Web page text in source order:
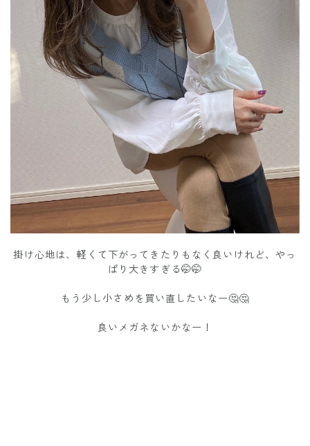
掛け心地は、軽くて下がってきたりもなく良いけれど、やっ
ぱり大きすぎる🤭🤭
もう少し小さめを買い直したいなー🤔🤔
良いメガネないかなー！